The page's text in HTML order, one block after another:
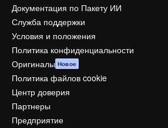
Документация по Пакету ИИ
Служба поддержки
Условия и положения
Политика конфиденциальности
Оригиналы Новое
Политика файлов cookie
Центр доверия
Партнеры
Предприятие